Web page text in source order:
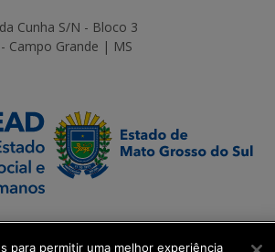
Cunha S/N - Bloco 3
Campo Grande | MS
para permitir uma melhor experiência